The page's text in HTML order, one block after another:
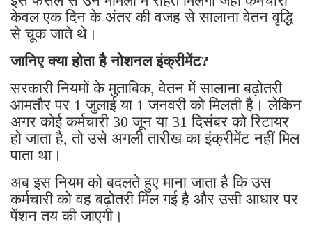
केवल एक दिन के अंतर की वजह से सालाना वेतन वृद्धि
से चूक जाते थे।
जानिए क्या होता है नोशनल इंक्रीमेंट?
सरकारी नियमों के मुताबिक, वेतन में सालाना बढ़ोतरी
आमतौर पर 1 जुलाई या 1 जनवरी को मिलती है। लेकिन
अगर कोई कर्मचारी 30 जून या 31 दिसंबर को रिटायर
हो जाता है, तो उसे अगली तारीख का इंक्रीमेंट नहीं मिल
पाता था।
अब इस नियम को बदलते हुए माना जाता है कि उस
कर्मचारी को वह बढ़ोतरी मिल गई है और उसी आधार पर
पेंशन तय की जाएगी।